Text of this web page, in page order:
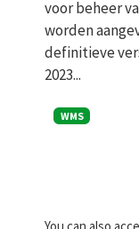
voor beheer
worden
definitieve
2023...
WMS